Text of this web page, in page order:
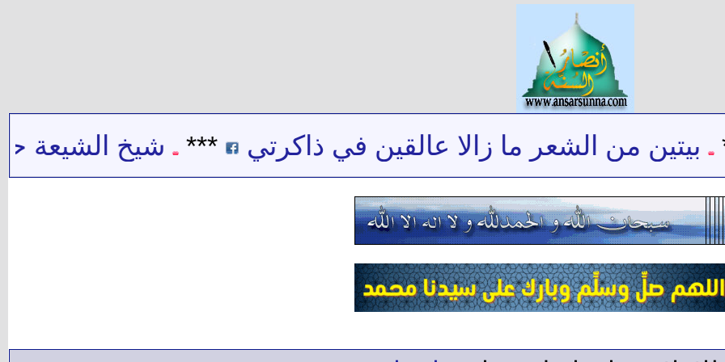
بيتين من الشعر ما زالا عالقين في ذاكرتي *** شيخ الشيعة